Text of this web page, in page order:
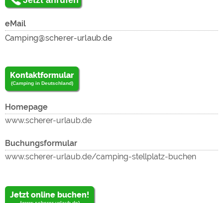
eMail
Kontaktformular
(Camping in Deutschland)
Homepage
www.scherer-urlaub.de
Buchungsformular
www.scherer-urlaub.de/camping-stellplatz-buchen
Jetzt online buchen!